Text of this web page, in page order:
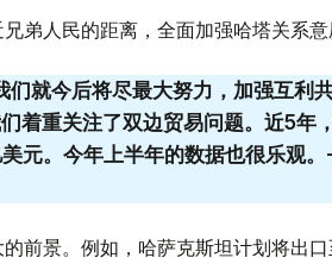
弟人民的距离，全面加强哈塔关系意
就今后将尽最大努力，加强互利
着重关注了双边贸易问题。近5年
元。今年上半年的数据也很乐观
前景。例如，哈萨克斯坦计划将出